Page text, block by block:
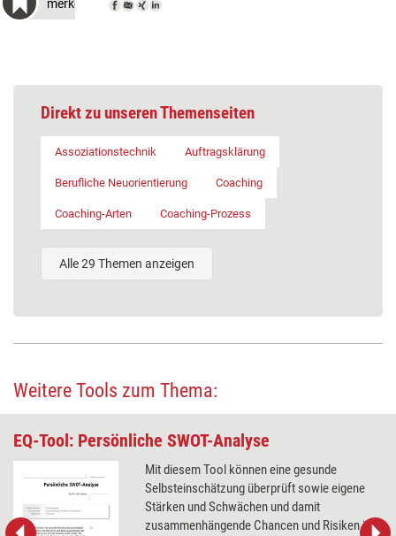
merken
Direkt zu unseren Themenseiten
Assoziationstechnik Auftragsklärung
Berufliche Neuorientierung Coaching
Coaching-Arten Coaching-Prozess
Alle 29 Themen anzeigen
Weitere Tools zum Thema:
EQ-Tool: Persönliche SWOT-Analyse
Mit diesem Tool können eine gesunde
Selbsteinschätzung überprüft sowie eigene
Stärken und Schwächen und damit
zusammenhängende Chancen und Risiken in